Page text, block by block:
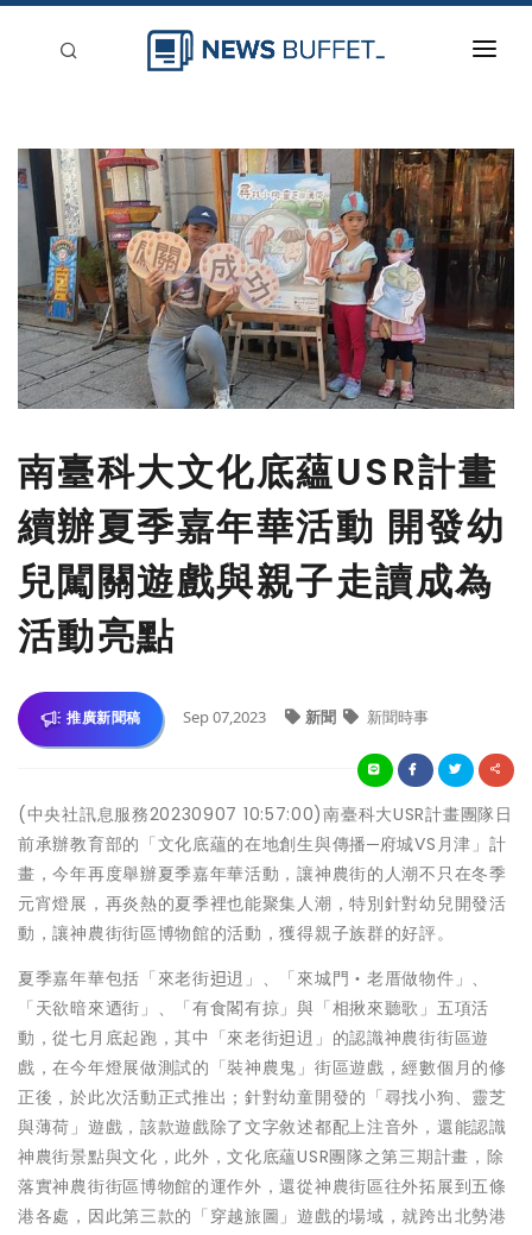
新聞稿分類
登入
刊登
南臺科大文化底蘊USR計畫
續辦夏季嘉年華活動 開發幼
兒闖關遊戲與親子走讀成為
活動亮點
推廣新聞稿 Sep 07,2023 新聞 新聞時事
(中央社訊息服務20230907 10:57:00)南臺科大USR計畫團隊日
前承辦教育部的「文化底蘊的在地創生與傳播─府城VS月津」計
畫，今年再度舉辦夏季嘉年華活動，讓神農街的人潮不只在冬季
元宵燈展，再炎熱的夏季裡也能聚集人潮，特別針對幼兒開發活
動，讓神農街街區博物館的活動，獲得親子族群的好評。
夏季嘉年華包括「來老街𨑨迌」、「來城門‧老厝做物件」、
「天欲暗來迺街」、「有食閣有掠」與「相揪來聽歌」五項活
動，從七月底起跑，其中「來老街𨑨迌」的認識神農街街區遊
戲，在今年燈展做測試的「裝神農鬼」街區遊戲，經數個月的修
正後，於此次活動正式推出；針對幼童開發的「尋找小狗、靈芝
與薄荷」遊戲，該款遊戲除了文字敘述都配上注音外，還能認識
神農街景點與文化，此外，文化底蘊USR團隊之第三期計畫，除
落實神農街街區博物館的運作外，還從神農街區往外拓展到五條
港各處，因此第三款的「穿越旅圖」遊戲的場域，就跨出北勢港